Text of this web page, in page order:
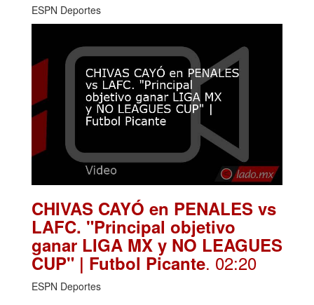
ESPN Deportes
CHIVAS CAYÓ en PENALES vs
LAFC. "Principal objetivo
ganar LIGA MX y NO LEAGUES
CUP" | Futbol Picante. 02:20
ESPN Deportes